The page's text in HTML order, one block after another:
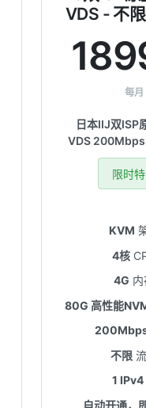
VDS - 不
每月
日本IIJ双ISP
VDS
限时
KVM
4核
4G
80G 高性能
不限
1 IPv4
自动开通，